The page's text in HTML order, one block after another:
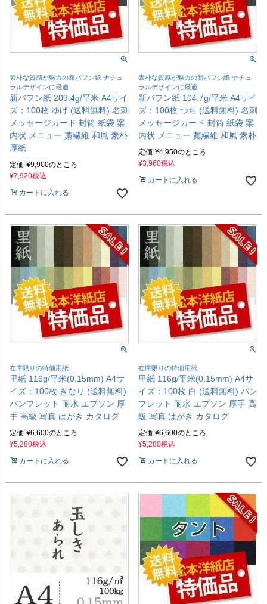
素朴な質感が魅力の新バフン紙 ナチュ
ラルデザインに最適
新バフン紙 209.4g/平米 A4サイ
ズ：100枚 ゆげ (送料無料) 名刺
メッセージカード 封筒 紙袋 案
内状 メニュー 藁繊維 和風 素朴
厚紙
定価 ¥9,900のところ
¥7,920税込
カートに入れる
素朴な質感が魅力の新バフン紙 ナチュ
ラルデザインに最適
新バフン紙 104.7g/平米 A4サイ
ズ：100枚 つち (送料無料) 名刺
メッセージカード 封筒 紙袋 案
内状 メニュー 藁繊維 和風 素朴
定価 ¥4,950のところ
¥3,960税込
カートに入れる
在庫限りの特価用紙
里紙 116g/平米(0.15mm) A4サ
イズ：100枚 きなり (送料無料)
パンフレット 耐水 エプソン 厚
手 高級 写真 はがき カタログ
定価 ¥6,600のところ
¥5,280税込
カートに入れる
在庫限りの特価用紙
里紙 116g/平米(0.15mm) A4サ
イズ：100枚 白 (送料無料) パン
フレット 耐水 エプソン 厚手 高
級 写真 はがき カタログ
定価 ¥6,600のところ
¥5,280税込
カートに入れる